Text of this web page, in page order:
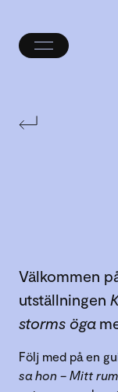
Öppna/stäng
Välkommen
utställningen
storms öga
Följ med på en
sa hon – Mitt